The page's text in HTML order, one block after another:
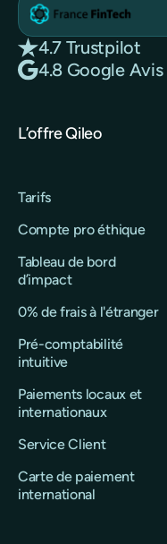
4.7 Trustpilot
4.8 Google Avis
L’offre Qileo
Tarifs
Compte pro éthique
Tableau de bord
d’impact
0% de frais à l'étranger
Pré-comptabilité
intuitive
Paiements locaux et
internationaux
Service Client
Carte de paiement
international